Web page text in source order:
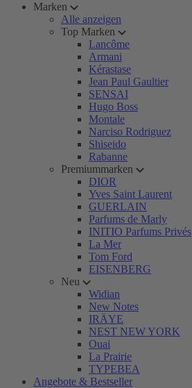
Marken
Alle anzeigen
Top Marken
Lancôme
Armani
Kérastase
Jean Paul Gaultier
SENSAI
Hugo Boss
Montale
Narciso Rodriguez
Shiseido
Rabanne
Premiummarken
DIOR
Yves Saint Laurent
GUERLAIN
Parfums de Marly
INITIO Parfums Privés
La Mer
Tom Ford
EISENBERG
Neu
Widian
New Notes
IRÄYE
NEST NEW YORK
Ouai
La Prairie
TYPEBEA
Angebote & Bestseller